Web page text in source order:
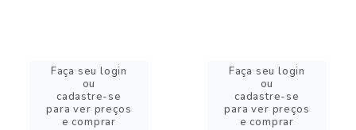
Faça seu login
ou
cadastre-se
para ver preços
e comprar
Faça seu login
ou
cadastre-se
para ver preços
e comprar